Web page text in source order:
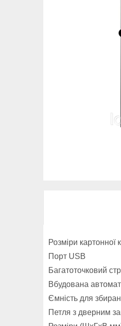
Розміри
Порт USB
Багатоточковий
Вбудована
Ємність для
Петля з дверним